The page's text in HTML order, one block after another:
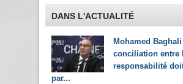
DANS L'ACTUALITÉ
Mohamed
conciliation entre
responsabilité
par...